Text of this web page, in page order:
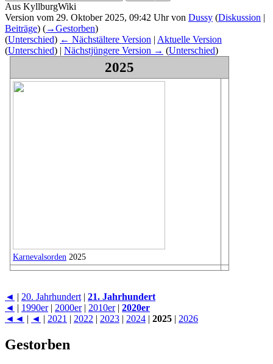
Aus KyllburgWiki
Version vom 29. Oktober 2025, 09:42 Uhr von Dussy (Diskussion |
Beiträge) (→Gestorben)
(Unterschied) ← Nächstältere Version | Aktuelle Version
(Unterschied) | Nächstjüngere Version → (Unterschied)
2025
Karnevalsorden 2025
◄ | 20. Jahrhundert | 21. Jahrhundert
◄ | 1990er| 2000er| 2010er| 2020er
◄◄ | ◄ | 2021 | 2022 | 2023 | 2024 | 2025 | 2026
Gestorben